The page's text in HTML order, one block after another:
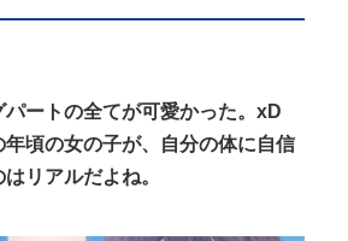
ートの全てが可愛かった。xD
年頃の女の子が、自分の体に自信
リアルだよね。